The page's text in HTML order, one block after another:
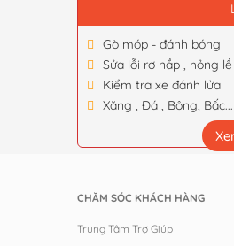
Gò móp - đánh bóng
Sửa lỗi rơ nắp , hỏng lề
Kiểm tra xe đánh lửa
Xăng , Đá , Bông, Bấc...
CHĂM SÓC KHÁCH HÀNG
Trung Tâm Trợ Giúp